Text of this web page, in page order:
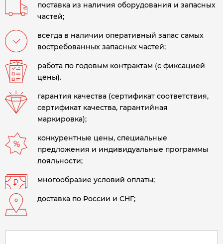
поставка из наличия оборудования и запасных
частей;
всегда в наличии оперативный запас самых
востребованных запасных частей;
работа по годовым контрактам (с фиксацией
цены).
гарантия качества (сертификат соответствия,
сертификат качества, гарантийная
маркировка);
конкурентные цены, специальные
предложения и индивидуальные программы
лояльности;
многообразие условий оплаты;
доставка по России и СНГ;